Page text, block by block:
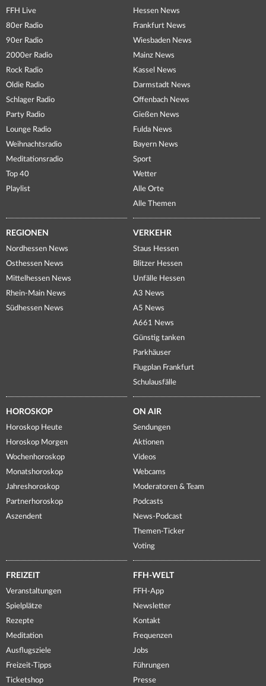
FFH Live
80er Radio
90er Radio
2000er Radio
Rock Radio
Oldie Radio
Schlager Radio
Party Radio
Lounge Radio
Weihnachtsradio
Meditationsradio
Top 40
Playlist
Hessen News
Frankfurt News
Wiesbaden News
Mainz News
Kassel News
Darmstadt News
Offenbach News
Gießen News
Fulda News
Bayern News
Sport
Wetter
Alle Orte
Alle Themen
REGIONEN
Nordhessen News
Osthessen News
Mittelhessen News
Rhein-Main News
Südhessen News
VERKEHR
Staus Hessen
Blitzer Hessen
Unfälle Hessen
A3 News
A5 News
A661 News
Günstig tanken
Parkhäuser
Flugplan Frankfurt
Schulausfälle
HOROSKOP
Horoskop Heute
Horoskop Morgen
Wochenhoroskop
Monatshoroskop
Jahreshoroskop
Partnerhoroskop
Aszendent
ON AIR
Sendungen
Aktionen
Videos
Webcams
Moderatoren & Team
Podcasts
News-Podcast
Themen-Ticker
Voting
FREIZEIT
Veranstaltungen
Spielplätze
Rezepte
Meditation
Ausflugsziele
Freizeit-Tipps
Ticketshop
FFH-WELT
FFH-App
Newsletter
Kontakt
Frequenzen
Jobs
Führungen
Presse